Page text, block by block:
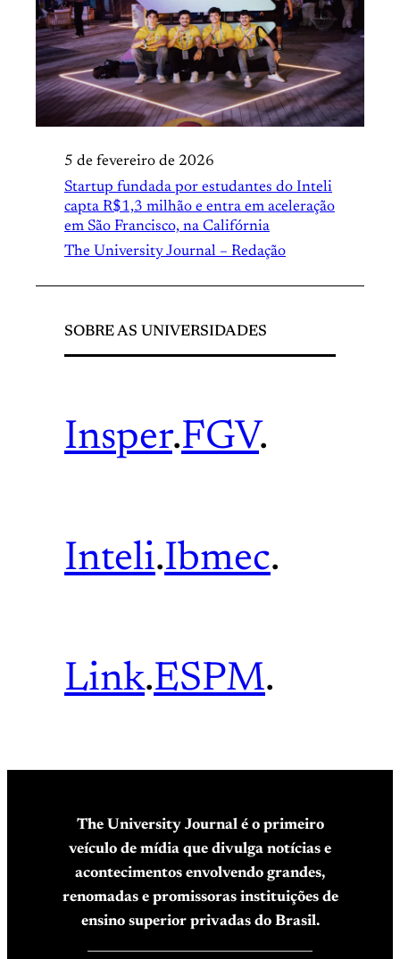
5 de fevereiro de 2026
Startup fundada por estudantes do Inteli
capta R$1,3 milhão e entra em aceleração
em São Francisco, na Califórnia
The University Journal – Redação
SOBRE AS UNIVERSIDADES
Insper.FGV.
Inteli.Ibmec.
Link.ESPM.
The University Journal é o primeiro
veículo de mídia que divulga notícias e
acontecimentos envolvendo grandes,
renomadas e promissoras instituições de
ensino superior privadas do Brasil.